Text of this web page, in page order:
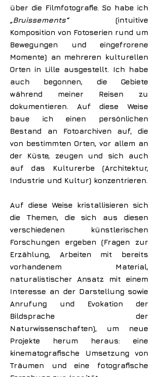
über die Filmfotografie. So habe ich
„Bruissements“(intuitive
Komposition von Fotoserien rund um
Bewegungen und eingefrorene
Momente) an mehreren kulturellen
Orten in Lille ausgestellt. Ich habe
auch begonnen, die Gebiete
während meiner Reisen zu
dokumentieren. Auf diese Weise
baue ich einen persönlichen
Bestand an Fotoarchiven auf, die
von bestimmten Orten, vor allem an
der Küste, zeugen und sich auch
auf das Kulturerbe (Architektur,
Industrie und Kultur) konzentrieren.
Auf diese Weise kristallisieren sich
die Themen, die sich aus diesen
verschiedenen künstlerischen
Forschungen ergeben (Fragen zur
Erzählung, Arbeiten mit bereits
vorhandenem Material,
naturalistischer Ansatz mit einem
Interesse an der Darstellung sowie
Anrufung und Evokation der
Bildsprache der
Naturwissenschaften), um neue
Projekte herum heraus: eine
kinematografische Umsetzung von
Träumen und eine fotografische